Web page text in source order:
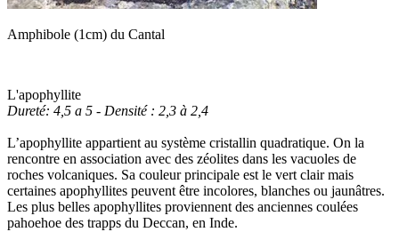
Amphibole (1cm) du Cantal
L'apophyllite
Dureté: 4,5 a 5 - Densité : 2,3 à 2,4
L’apophyllite appartient au système cristallin quadratique. On la
rencontre en association avec des zéolites dans les vacuoles de
roches volcaniques. Sa couleur principale est le vert clair mais
certaines apophyllites peuvent être incolores, blanches ou jaunâtres.
Les plus belles apophyllites proviennent des anciennes coulées
pahoehoe des trapps du Deccan, en Inde.